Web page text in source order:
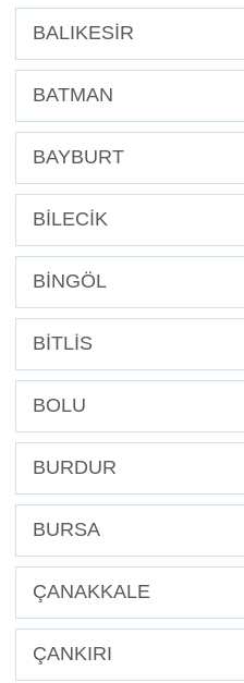
BALIKESİR
BATMAN
BAYBURT
BİLECİK
BİNGÖL
BİTLİS
BOLU
BURDUR
BURSA
ÇANAKKALE
ÇANKIRI